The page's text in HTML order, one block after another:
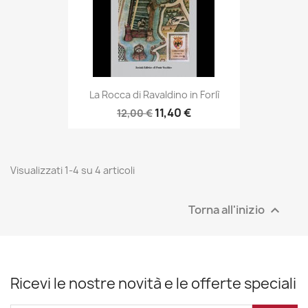
La Rocca di Ravaldino in Forlì
12,00 € 11,40 €
Visualizzati 1-4 su 4 articoli
Torna all'inizio 
Ricevi le nostre novità e le offerte speciali